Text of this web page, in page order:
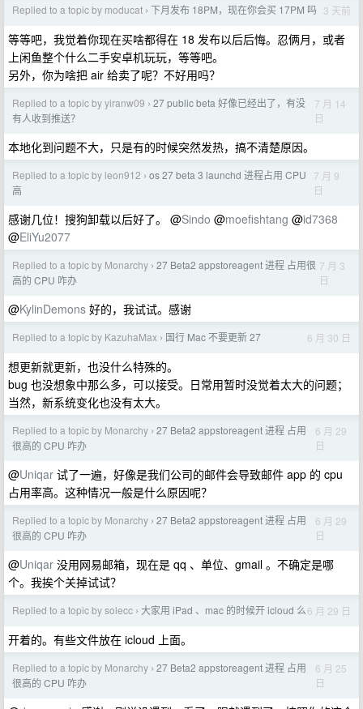
Replied to a topic by moducat › 下月发布 18PM，现在你会买 17PM 吗 3 天前
等等吧，我觉着你现在买啥都得在 18 发布以后后悔。忍俩月，或者
上闲鱼整个什么二手安卓机玩玩，等等吧。
另外，你为啥把 air 给卖了呢？不好用吗？
Replied to a topic by yiranw09 › 27 public beta 好像已经出了，有没
有人收到推送？
7 月 14
日
本地化到问题不大，只是有的时候突然发热，搞不清楚原因。
Replied to a topic by leon912 › os 27 beta 3 launchd 进程占用 CPU
高
7 月 9
日
感谢几位！搜狗卸载以后好了。 @Sindo @moefishtang @id7368
@EliYu2077
Replied to a topic by Monarchy › 27 Beta2 appstoreagent 进程 占用很
高的 CPU 咋办
7 月 3
日
@KylinDemons 好的，我试试。感谢
Replied to a topic by KazuhaMax › 国行 Mac 不要更新 27 6 月 30 日
想更新就更新，也没什么特殊的。
bug 也没想象中那么多，可以接受。日常用暂时没觉着太大的问题；
当然，新系统变化也没有太大。
Replied to a topic by Monarchy › 27 Beta2 appstoreagent 进程 占用
很高的 CPU 咋办
6 月 29
日
@Uniqar 试了一遍，好像是我们公司的邮件会导致邮件 app 的 cpu
占用率高。这种情况一般是什么原因呢？
Replied to a topic by Monarchy › 27 Beta2 appstoreagent 进程 占用
很高的 CPU 咋办
6 月 29
日
@Uniqar 没用网易邮箱，现在是 qq 、单位、gmail 。不确定是哪
个。我挨个关掉试试？
Replied to a topic by solecc › 大家用 iPad 、mac 的时候开 icloud 么6 月 29 日
开着的。有些文件放在 icloud 上面。
Replied to a topic by Monarchy › 27 Beta2 appstoreagent 进程 占用
很高的 CPU 咋办
6 月 25
日